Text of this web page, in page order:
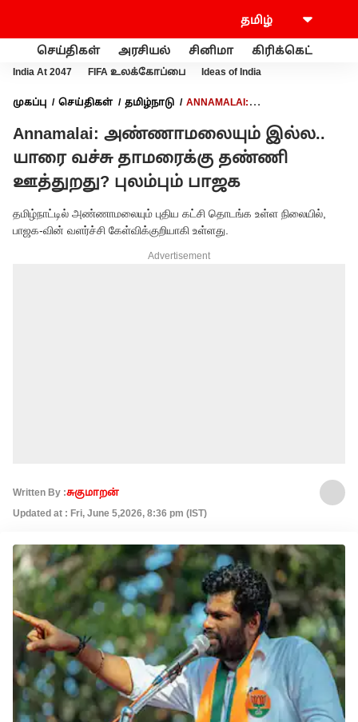
செய்திகள் அரசியல் சினிமா கிரிக்கெட்
India At 2047 FIFA உலக்கோப்பை Ideas of India
முகப்பு செய்திகள் தமிழ்நாடு
ANNAMALAI:
ஊத்துறது? புலம்பும் பாஜக
Annamalai: அண்ணாமலையும் இல்ல..
யாரை வச்சு தாமரைக்கு தண்ணி
ஊத்துறது? புலம்பும் பாஜக
தமிழ்நாட்டில் அண்ணாமலையும் புதிய கட்சி தொடங்க உள்ள நிலையில்,
பாஜக-வின் வளர்ச்சி கேள்விக்குறியாகி உள்ளது.
Advertisement
Written By :சுகுமாறன்
Updated at : Fri, June 5,2026, 8:36 pm (IST)